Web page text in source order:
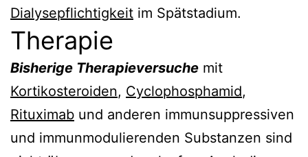
Dialysepflichtigkeit im Spätstadium.
Therapie
Bisherige Therapieversuche mit
Kortikosteroiden, Cyclophosphamid,
Rituximab und anderen immunsuppressiven
und immunmodulierenden Substanzen sind